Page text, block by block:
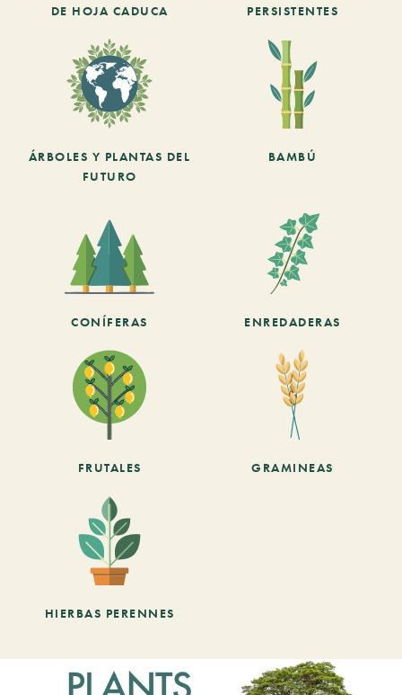
DE HOJA CADUCA
PERSISTENTES
ÁRBOLES Y PLANTAS DEL
FUTURO
BAMBÚ
CONÍFERAS ENREDADERAS
FRUTALES GRAMINEAS
HIERBAS PERENNES